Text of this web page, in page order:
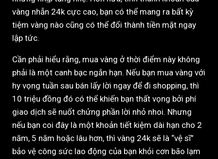
vàng nhẫn 24k cực cao, bạn có thể mang ra bất kỳ
tiệm vàng nào cũng có thể đổi thành tiền mặt ngay
lập tức.
Cần phải hiểu rằng, mua vàng ở thời điểm này không
phải là một canh bạc ngắn hạn. Nếu bạn mua vàng với
hy vọng tuần sau bán lấy lời ngay để đi shopping, thì
10 triệu đồng đó có thể khiến bạn thất vọng bởi phí
giao dịch sẽ nuốt chửng phần lời nhỏ nhoi. Nhưng
nếu bạn coi đây là một khoản tiết kiệm dài hạn cho 2
năm, 5 năm hoặc lâu hơn, thì vàng 24k sẽ là “vệ sĩ”
bảo vệ công sức lao động của bạn khỏi cơn bão lạm